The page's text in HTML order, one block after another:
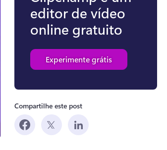
editor de vídeo
online gratuito
Experimente grátis
Compartilhe este post